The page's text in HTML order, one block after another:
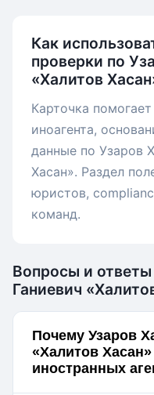
Как
проверки по
«Халитов
Карточка
иноагента,
данные по Узаров
Хасан». Раздел
юристов,
команд.
Вопросы и
Ганиевич
Почему Узаров
«Халитов
иностранных